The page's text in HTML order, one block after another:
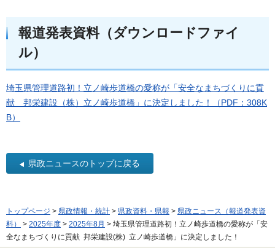
報道発表資料（ダウンロードファイ
ル）
埼玉県管理道路初！立ノ崎歩道橋の愛称が「安全なまちづくりに貢
献 邦栄建設（株）立ノ崎歩道橋」に決定しました！（PDF：308K
B）
県政ニュースのトップに戻る
トップページ > 県政情報・統計 > 県政資料・県報 > 県政ニュース（報道発表資
料）
> 2025年度 > 2025年8月 > 埼玉県管理道路初！立ノ崎歩道橋の愛称が「安
全なまちづくりに貢献 邦栄建設(株) 立ノ崎歩道橋」に決定しました！